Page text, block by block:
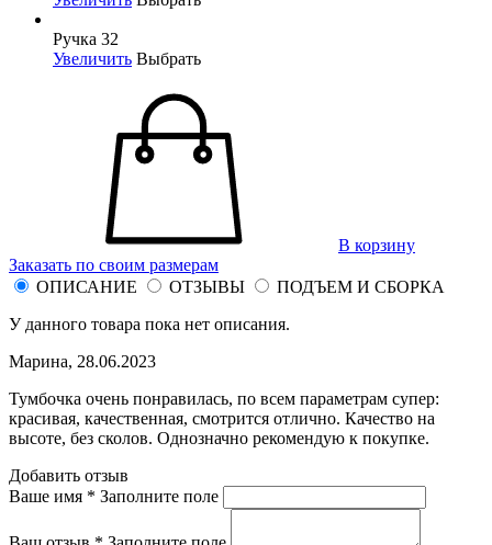
Ручка 32
Увеличить Выбрать
В корзину
Заказать по своим размерам
ОПИСАНИЕ
ОТЗЫВЫ
ПОДЪЕМ И СБОРКА
У данного товара пока нет описания.
Марина, 28.06.2023
Тумбочка очень понравилась, по всем параметрам супер:
красивая, качественная, смотрится отлично. Качество на
высоте, без сколов. Однозначно рекомендую к покупке.
Добавить отзыв
Ваше имя * Заполните поле